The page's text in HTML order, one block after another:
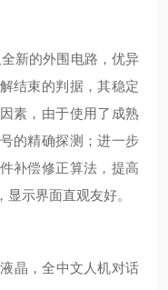
新的外围电路，优异
结束的判据，其稳定
素，由于使用了成熟
的精确探测；进一步
补偿修正算法，提高
示界面直观友好。
晶，全中文人机对话